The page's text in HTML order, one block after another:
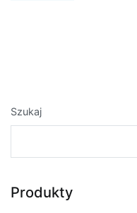
Szukaj
Produkty